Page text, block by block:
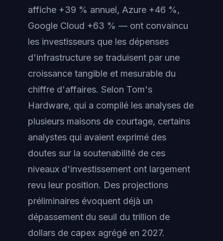
affiche +39 % annuel, Azure +46 %,
Google Cloud +63 % — ont convaincu
les investisseurs que les dépenses
d'infrastructure se traduisent par une
croissance tangible et mesurable du
chiffre d'affaires. Selon Tom's
Hardware, qui a compilé les analyses de
plusieurs maisons de courtage, certains
analystes qui avaient exprimé des
doutes sur la soutenabilité de ces
niveaux d'investissement ont largement
revu leur position. Des projections
préliminaires évoquent déjà un
dépassement du seuil du trillion de
dollars de capex agrégé en 2027.